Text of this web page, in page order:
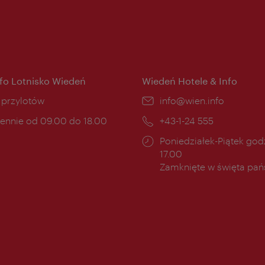
Lotnisko Wiedeń
od 09.00 do 18.00
Wiedeń Hotele & Info
E-
info@wien.info
Telefon:
+43-1-24 555
Godziny
otwarcia:
Poniedziałek-Piątek
17.00
Zamknięte w święta